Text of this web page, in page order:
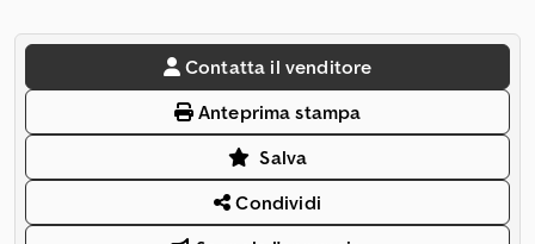
Contatta il venditore
Anteprima stampa
Salva
Condividi